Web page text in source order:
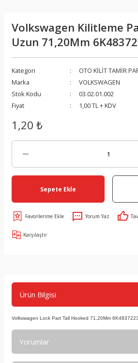
Volkswagen Kilitleme
Uzun 71,20Mm
Kategori
OTO KİLİT TAMİR
Marka
VOLKSWAGEN
Stok Kodu
03.02.01.002
Fiyat
1,00 TL + KDV
1,20 ₺
Sepete Ekle
Yorum Yaz
Karşılaştır
Ürün Bilgisi
Volkswagen Lock Part Tall Hooked 71,20Mm
Yorumlar